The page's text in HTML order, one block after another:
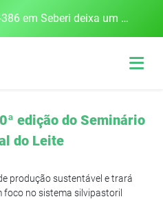
Colisão frontal na BR-386 em Seberi deixa um morto e quatro feridos
edição do Seminário
do Leite
produção sustentável e trará
no sistema silvipastoril